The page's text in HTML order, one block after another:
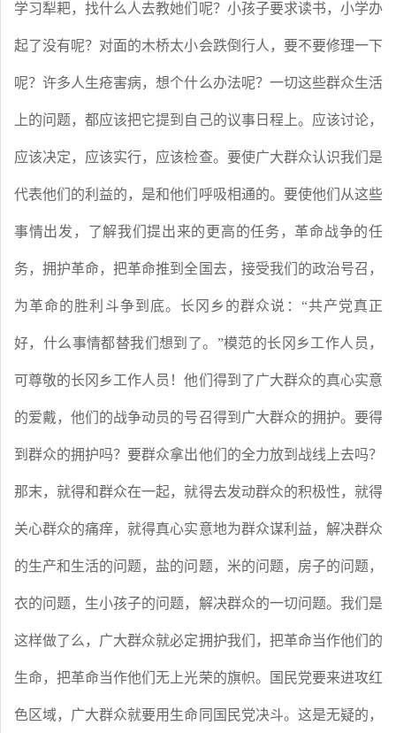
学习犁耙，找什么人去教她们呢？小孩子要求读书，小学办
起了没有呢？对面的木桥太小会跌倒行人，要不要修理一下
呢？许多人生疮害病，想个什么办法呢？一切这些群众生活
上的问题，都应该把它提到自己的议事日程上。应该讨论，
应该决定，应该实行，应该检查。要使广大群众认识我们是
代表他们的利益的，是和他们呼吸相通的。要使他们从这些
事情出发，了解我们提出来的更高的任务，革命战争的任
务，拥护革命，把革命推到全国去，接受我们的政治号召，
为革命的胜利斗争到底。长冈乡的群众说： “共产党真正
好，什么事情都替我们想到了。”模范的长冈乡工作人员，
可尊敬的长冈乡工作人员！他们得到了广大群众的真心实意
的爱戴，他们的战争动员的号召得到广大群众的拥护。要得
到群众的拥护吗？要群众拿出他们的全力放到战线上去吗？
那末，就得和群众在一起，就得去发动群众的积极性，就得
关心群众的痛痒，就得真心实意地为群众谋利益，解决群众
的生产和生活的问题，盐的问题，米的问题，房子的问题，
衣的问题，生小孩子的问题，解决群众的一切问题。我们是
这样做了么，广大群众就必定拥护我们，把革命当作他们的
生命，把革命当作他们无上光荣的旗帜。国民党要来进攻红
色区域，广大群众就要用生命同国民党决斗。这是无疑的，